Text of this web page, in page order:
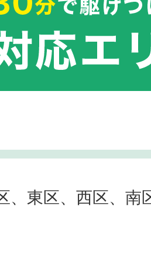
、東区、西区、南